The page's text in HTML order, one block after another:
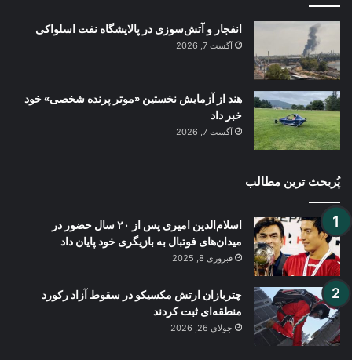
انفجار و آتش‌سوزی در پالایشگاه نفت اسلواکی
آگست 7, 2026
هند از آزمایش نخستین «موتر پرنده شخصی» خود
خبر داد
آگست 7, 2026
پُربحث ترین مطالب
اسلام‌الدین امیری پس از ۲۰ سال حضور در
میدان‌های فوتبال به بازیگری خود پایان داد
فبروری 8, 2025
چتربازان ارتش مکسیکو در سقوط آزاد رکورد
منطقه‌ای ثبت کردند
جولای 26, 2026